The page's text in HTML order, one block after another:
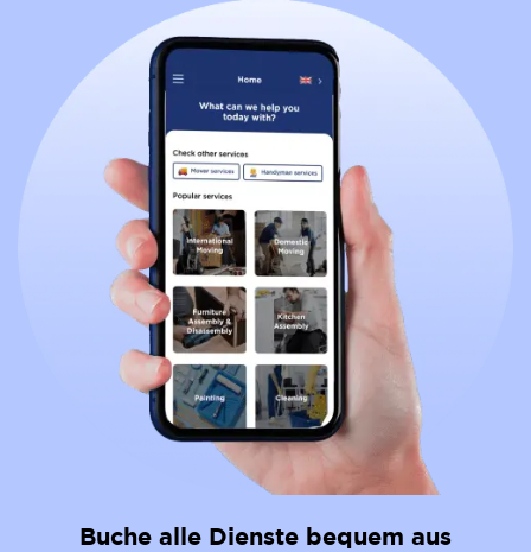
Buche alle Dienste bequem aus